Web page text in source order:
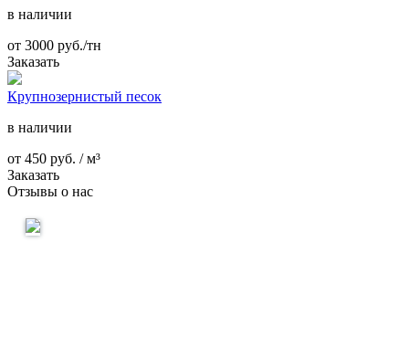
в наличии
от 3000 руб./тн
Заказать
Крупнозернистый песок
в наличии
от 450 руб. / м³
Заказать
Отзывы о нас